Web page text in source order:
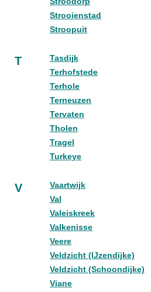
Strooienstad
Stroopuit
T
Tasdijk
Terhofstede
Terhole
Terneuzen
Tervaten
Tholen
Tragel
Turkeye
V
Vaartwijk
Val
Valeiskreek
Valkenisse
Veere
Veldzicht (IJzendijke)
Veldzicht (Schoondijke)
Viane